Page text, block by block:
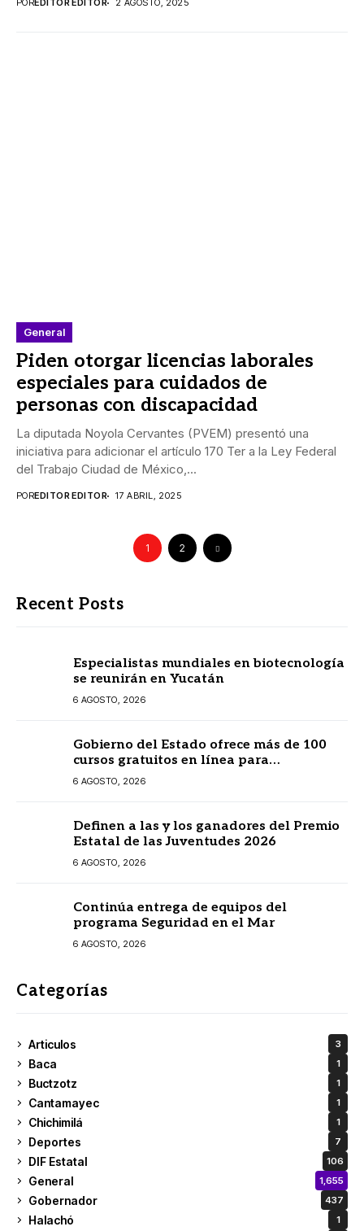
POREDITOR EDITOR 2 AGOSTO, 2025
General
Piden otorgar licencias laborales
especiales para cuidados de
personas con discapacidad
La diputada Noyola Cervantes (PVEM) presentó una
iniciativa para adicionar el artículo 170 Ter a la Ley Federal
del Trabajo Ciudad de México,...
POREDITOR EDITOR 17 ABRIL, 2025
1 2
Recent Posts
Especialistas mundiales en biotecnología
se reunirán en Yucatán
6 AGOSTO, 2026
Gobierno del Estado ofrece más de 100
cursos gratuitos en línea para
prestadores turísticos
6 AGOSTO, 2026
Definen a las y los ganadores del Premio
Estatal de las Juventudes 2026
6 AGOSTO, 2026
Continúa entrega de equipos del
programa Seguridad en el Mar
6 AGOSTO, 2026
Categorías
Articulos 3
Baca 1
Buctzotz 1
Cantamayec 1
Chichimilá 1
Deportes 7
DIF Estatal 106
General 1,655
Gobernador 437
Halachó 1